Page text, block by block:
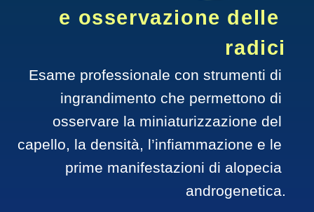
e osservazione delle
radici
Esame professionale con strumenti di
ingrandimento che permettono di
osservare la miniaturizzazione del
capello, la densità, l’infiammazione e le
prime manifestazioni di alopecia
androgenetica.